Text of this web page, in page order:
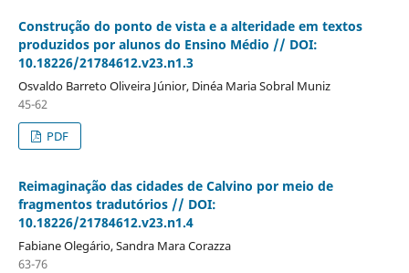
Construção do ponto de vista e a alteridade em textos
produzidos por alunos do Ensino Médio // DOI:
10.18226/21784612.v23.n1.3
Osvaldo Barreto Oliveira Júnior, Dinéa Maria Sobral Muniz
45-62
PDF
Reimaginação das cidades de Calvino por meio de
fragmentos tradutórios // DOI:
10.18226/21784612.v23.n1.4
Fabiane Olegário, Sandra Mara Corazza
63-76